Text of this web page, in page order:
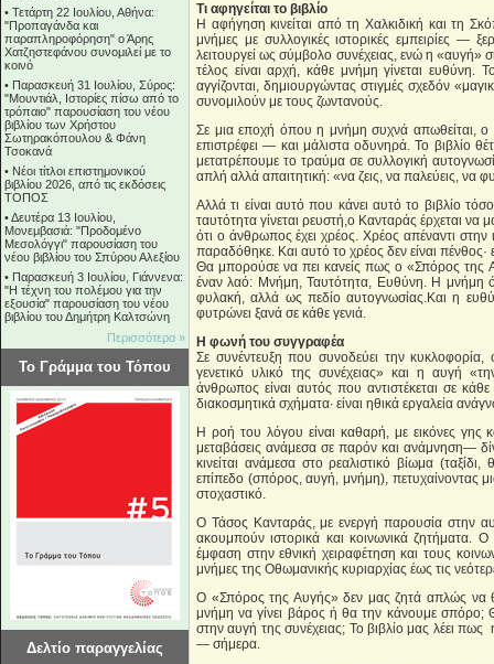
• Τετάρτη 22 Ιουλίου, Αθήνα:
"Προπαγάνδα και
παραπληροφόρηση" ο Άρης
Χατζηστεφάνου συνομιλεί με το
κοινό
• Παρασκευή 31 Ιουλίου, Σύρος:
"Μουντιάλ, Ιστορίες πίσω από το
τρόπαιο" παρουσίαση του νέου
βιβλίου των Χρήστου
Σωτηρακόπουλου & Φάνη
Τσοκανά
• Νέοι τίτλοι επιστημονικού
βιβλίου 2026, από τις εκδόσεις
ΤΟΠΟΣ
•Δευτέρα 13 Ιουλίου,
Μονεμβασιά: "Προδομένο
Μεσολόγγι" παρουσίαση του
νέου βιβλίου του Σπύρου Αλεξίου
• Παρασκευή 3 Ιουλίου, Γιάννενα:
"Η τέχνη του πολέμου για την
εξουσία" παρουσίαση του νέου
βιβλίου του Δημήτρη Καλτσώνη
Περισσότερα »
Το Γράμμα του Τόπου
Δελτίο παραγγελίας
Τι αφηγείται το βιβλίο
Η αφήγηση κινείται από τη Χαλκιδική και τη
μνήμες με συλλογικές ιστορικές εμπειρίες —
λειτουργεί ως σύμβολο συνέχειας, ενώ η
τέλος είναι αρχή, κάθε μνήμη γίνεται ευθύνη.
αγγίζονται, δημιουργώντας στιγμές σχεδόν
συνομιλούν με τους ζωντανούς.
Σε μια εποχή όπου η μνήμη συχνά απωθείται, ο
επιστρέφει — και μάλιστα οδυνηρά. Το βιβλίο
μετατρέπουμε το τραύμα σε συλλογική
απλή αλλά απαιτητική: «να ζεις, να παλεύεις, να
Αλλά τι είναι αυτό που κάνει αυτό το βιβλίο
ταυτότητα γίνεται ρευστή,ο Κανταράς έρχεται να
ότι ο άνθρωπος έχει χρέος. Χρέος απέναντι
παραδόθηκε. Και αυτό το χρέος δεν είναι πένθος·
Θα μπορούσε να πει κανείς πως ο «Σπόρος της
έναν λαό: Μνήμη, Ταυτότητα, Ευθύνη. Η μνήμη
φυλακή, αλλά ως πεδίο αυτογνωσίας.Και η
φυτρώνει ξανά σε κάθε γενιά.
Η φωνή του συγγραφέα
Σε συνέντευξη που συνοδεύει την
γενετικό υλικό της συνέχειας» και η αυγή
άνθρωπος είναι αυτός που αντιστέκεται σε
διακοσμητικά σχήματα· είναι ηθικά εργαλεία
Η ροή του λόγου είναι καθαρή, με εικόνες γης
μεταβάσεις ανάμεσα σε παρόν και ανάμνηση—
κινείται ανάμεσα στο ρεαλιστικό βίωμα
επίπεδο (σπόρος, αυγή, μνήμη), πετυχαίνοντας
στοχαστικό.
Ο Τάσος Κανταράς, με ενεργή παρουσία στην
ακουμπούν ιστορικά και κοινωνικά ζητήματα.
έμφαση στην εθνική χειραφέτηση και τους
μνήμες της Οθωμανικής κυριαρχίας έως τις
Ο «Σπόρος της Αυγής» δεν μας ζητά απλώς να
μνήμη να γίνει βάρος ή θα την κάνουμε σπόρο;
στην αυγή της συνέχειας; Το βιβλίο μας λέει πως η
— σήμερα.